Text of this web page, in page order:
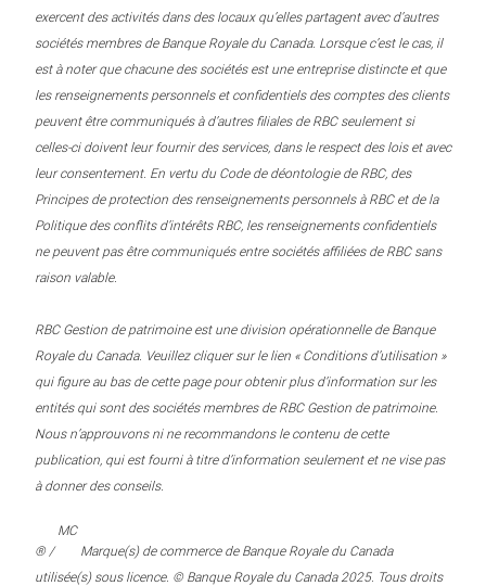
exercent des activités dans des locaux qu’elles partagent avec d’autres
sociétés membres de Banque Royale du Canada. Lorsque c’est le cas, il
est à noter que chacune des sociétés est une entreprise distincte et que
les renseignements personnels et confidentiels des comptes des clients
peuvent être communiqués à d’autres filiales de RBC seulement si
celles-ci doivent leur fournir des services, dans le respect des lois et avec
leur consentement. En vertu du Code de déontologie de RBC, des
Principes de protection des renseignements personnels à RBC et de la
Politique des conflits d’intérêts RBC, les renseignements confidentiels
ne peuvent pas être communiqués entre sociétés affiliées de RBC sans
raison valable.
RBC Gestion de patrimoine est une division opérationnelle de Banque
Royale du Canada. Veuillez cliquer sur le lien « Conditions d’utilisation »
qui figure au bas de cette page pour obtenir plus d’information sur les
entités qui sont des sociétés membres de RBC Gestion de patrimoine.
Nous n’approuvons ni ne recommandons le contenu de cette
publication, qui est fourni à titre d’information seulement et ne vise pas
à donner des conseils.
® /
MC
Marque(s) de commerce de Banque Royale du Canada
utilisée(s) sous licence. © Banque Royale du Canada 2025. Tous droits